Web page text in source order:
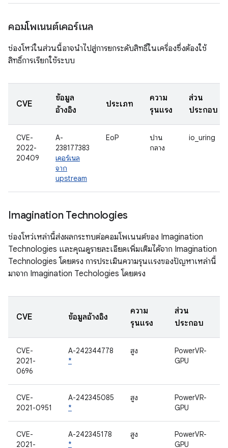
คอมโพเนนต์เคอร์เนล
ช่องโหว่ในส่วนนี้อาจนำไปสู่การยกระดับสิทธิ์ในเครื่องซึ่งต้องใช้
สิทธิ์การเรียกใช้ระบบ
CVE
ข้อมูล
อ้างอิง
ประเภท
ความ
รุนแรง
ส่วน
ประกอบ
CVE-
2022-
20409
A-
238177383
เคอร์เนล
จาก
upstream
EoP
ปาน
กลาง
io_uring
Imagination Technologies
ช่องโหว่เหล่านี้ส่งผลกระทบต่อคอมโพเนนต์ของ Imagination
Technologies และคุณดูรายละเอียดเพิ่มเติมได้จาก Imagination
Technologies โดยตรง การประเมินความรุนแรงของปัญหาเหล่านี้
มาจาก Imagination Techologies โดยตรง
CVE ข้อมูลอ้างอิง
ความ
รุนแรง
ส่วน
ประกอบ
CVE-
2021-
0696
A-242344778
*
สูง
PowerVR-
GPU
CVE-
2021-0951
A-242345085
*
สูง
PowerVR-
GPU
CVE-
2021-
A-242345178
*
สูง
PowerVR-
GPU